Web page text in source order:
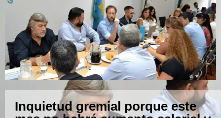
Inquietud gremial porque este